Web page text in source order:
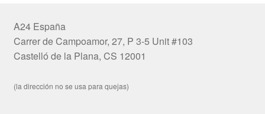
A24 España
Carrer de Campoamor, 27, P 3-5 Unit #103
Castelló de la Plana, CS 12001
(la dirección no se usa para quejas)